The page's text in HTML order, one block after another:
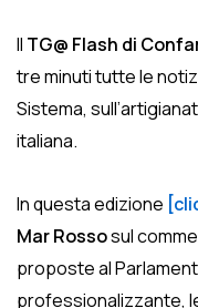
Il TG@ Flash di
tre minuti tutte le
Sistema,
italiana.
In questa edizione
Mar Rossosul
proposte al
professionalizzante,